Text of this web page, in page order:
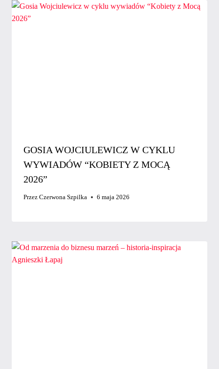
GOSIA WOJCIULEWICZ W CYKLU
WYWIADÓW “KOBIETY Z MOCĄ
2026”
Przez Czerwona Szpilka 6 maja 2026